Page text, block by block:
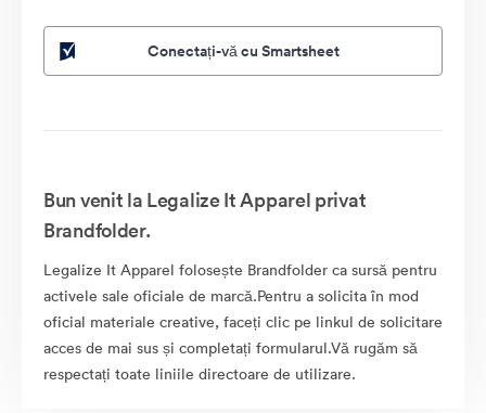
Conectați-vă cu Smartsheet
Bun venit la Legalize It Apparel privat
Brandfolder.
Legalize It Apparel folosește Brandfolder ca sursă pentru
activele sale oficiale de marcă.Pentru a solicita în mod
oficial materiale creative, faceți clic pe linkul de solicitare
acces de mai sus și completați formularul.Vă rugăm să
respectați toate liniile directoare de utilizare.